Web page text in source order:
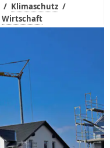
/ Klimaschutz /
Wirtschaft